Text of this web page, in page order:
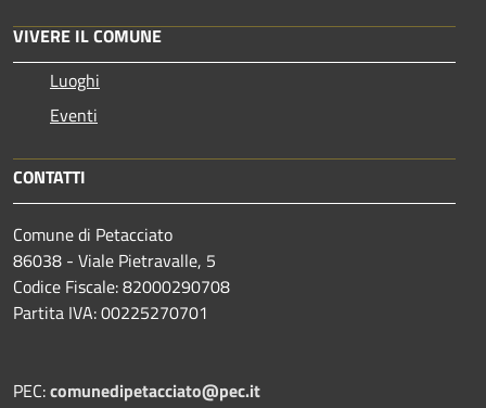
VIVERE IL COMUNE
Luoghi
Eventi
CONTATTI
Comune di Petacciato
86038 - Viale Pietravalle, 5
Codice Fiscale: 82000290708
Partita IVA: 00225270701
PEC:comunedipetacciato@pec.it